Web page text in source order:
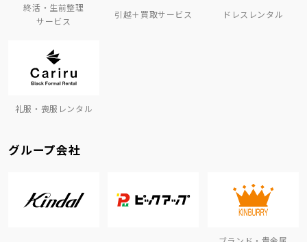
終活・生前整理
サービス
引越＋買取サービス ドレスレンタル
礼服・喪服レンタル
グループ会社